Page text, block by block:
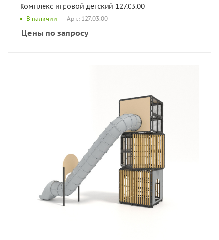
Комплекс игровой детский 127.03.00
В наличии Арт.: 127.03.00
Цены по запросу